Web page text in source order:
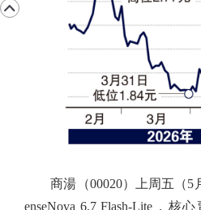
商湯（00020）上周五（5
enseNova 6.7 Flash-Lite，核